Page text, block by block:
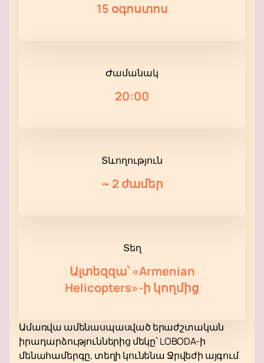
15 օգոստոս
Ժամանակ
20:00
Տևողություն
~ 2 ժամեր
Տեղ
Ալտեզզա՝ «Armenian
Helicopters»-ի կողմից
Ամառվա ամենասպասված երաժշտական ​​
իրադարձություններից մեկը՝ LOBODA-ի
մենահամերգը, տեղի կունենա Ջրվեժի այգում